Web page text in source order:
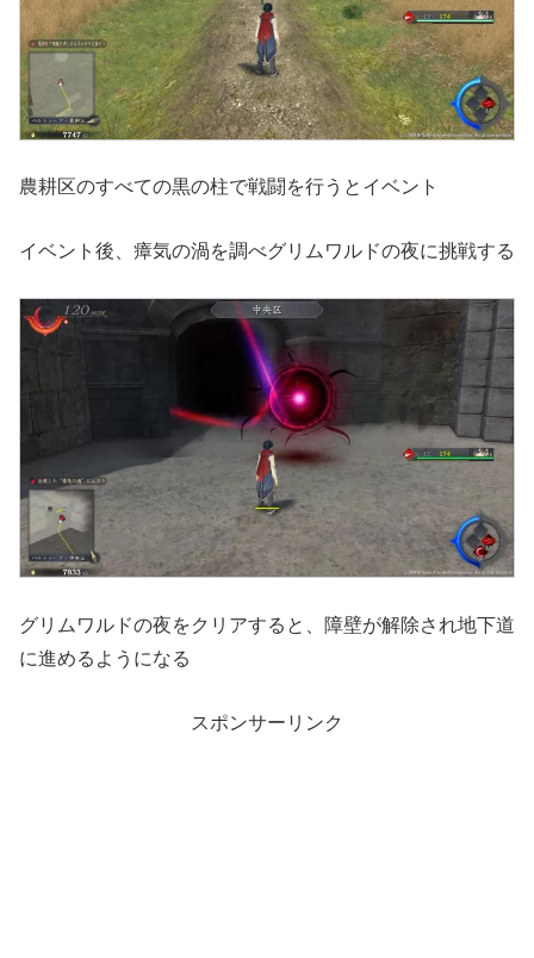
農耕区のすべての黒の柱で戦闘を行うとイベント
イベント後、瘴気の渦を調べグリムワルドの夜に挑戦する
グリムワルドの夜をクリアすると、障壁が解除され地下道
に進めるようになる
スポンサーリンク